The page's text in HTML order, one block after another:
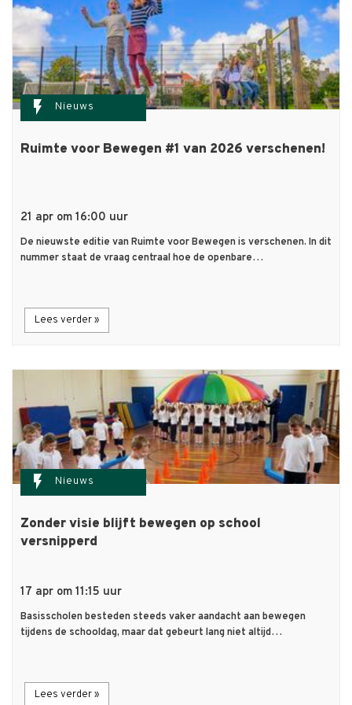
flash_on Nieuws
Ruimte voor Bewegen #1 van 2026 verschenen!
21 apr om 16:00 uur
De nieuwste editie van Ruimte voor Bewegen is verschenen. In dit
nummer staat de vraag centraal hoe de openbare…
Lees verder »
flash_on Nieuws
Zonder visie blijft bewegen op school
versnipperd
17 apr om 11:15 uur
Basisscholen besteden steeds vaker aandacht aan bewegen
tijdens de schooldag, maar dat gebeurt lang niet altijd…
Lees verder »